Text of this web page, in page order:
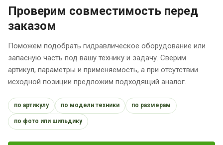
Проверим совместимость перед
заказом
Поможем подобрать гидравлическое оборудование или
запасную часть под вашу технику и задачу. Сверим
артикул, параметры и применяемость, а при отсутствии
исходной позиции предложим подходящий аналог.
по артикулу по модели техники по размерам
по фото или шильдику